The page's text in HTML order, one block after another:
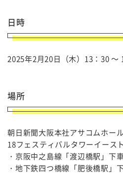
日時
2025年2月20日（木）13：30 ～
場所
朝日新聞大阪本社アサコムホー
18フェスティバルタワーイースト
・京阪中之島線「渡辺橋駅」下
・地下鉄四つ橋線「肥後橋駅」